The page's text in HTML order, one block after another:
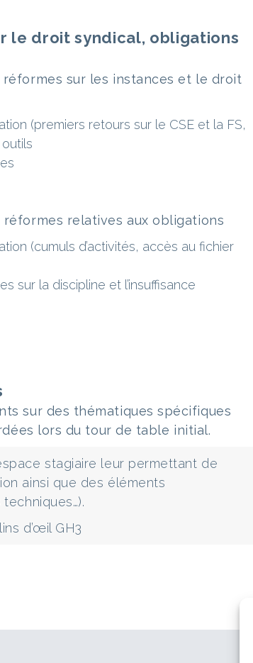
le droit syndical, obligations
réformes sur les instances et le droit
(premiers retours sur le CSE et la FS,
relatives aux obligations
(cumuls d’activités, accès au fichier
sur la discipline et l’insuffisance
sur des thématiques spécifiques
lors du tour de table initial.
stagiaire leur permettant de
ainsi que des éléments
d’œil GH3